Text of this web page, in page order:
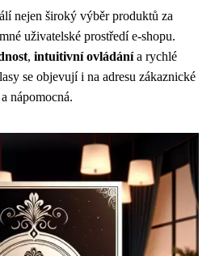
nejen široký výběr produktů za
uživatelské prostředí e-shopu.
, intuitivní ovládánía rychlé
se objevují i na adresu zákaznické
nápomocná.